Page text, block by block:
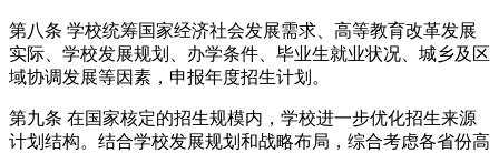
第八条 学校统筹国家经济社会发展需求、高等教育改革发展
实际、学校发展规划、办学条件、毕业生就业状况、城乡及区
域协调发展等因素，申报年度招生计划。
第九条 在国家核定的招生规模内，学校进一步优化招生来源
计划结构。结合学校发展规划和战略布局，综合考虑各省份高